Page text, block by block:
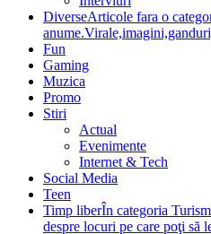
DiverseArticole fara o
Fun
Gaming
Muzica
Promo
Stiri
Actual
Evenimente
Internet & Tech
Social Media
Teen
Timp liberÎn categoria
despre locuri pe care poţi să